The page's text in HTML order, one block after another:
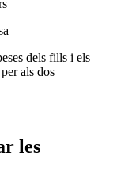
dels fills i els
als dos
les